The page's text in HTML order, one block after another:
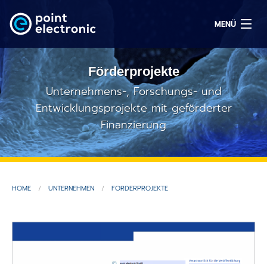
MENÜ
Suchen
EN
Lösungen
Produkte
Service
Förderprojekte
Unternehmens-, Forschungs- und
Entwicklungsprojekte mit geförderter
Finanzierung
HOME UNTERNEHMEN FÖRDERPROJEKTE